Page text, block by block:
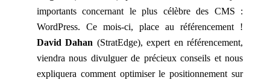
importants concernant le plus célèbre des CMS :
WordPress.
Ce mois-ci, place au référencement !
David Dahan (StratEdge), expert en référencement,
viendra nous divulguer de précieux conseils et nous
expliquera comment optimiser le positionnement sur